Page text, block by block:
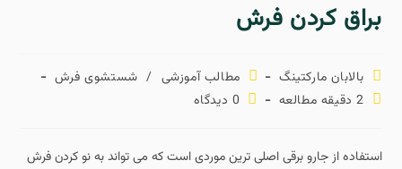
براق کردن فرش
بالابان مارکتینگ مطالب آموزشی / شستشوی فرش
2 دقیقه مطالعه
0 دیدگاه
استفاده از جارو برقی اصلی ترین موردی است که می تواند به نو کردن فرش